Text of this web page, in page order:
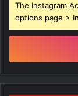
The Instagram
options page >